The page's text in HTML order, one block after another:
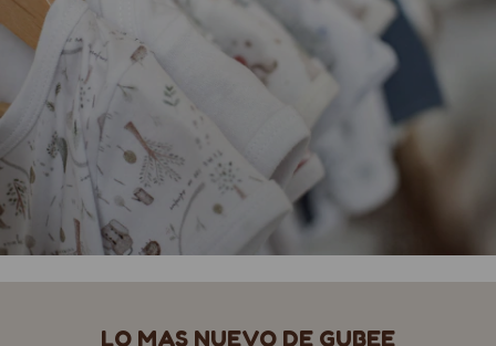
LO MAS NUEVO DE GUBEE